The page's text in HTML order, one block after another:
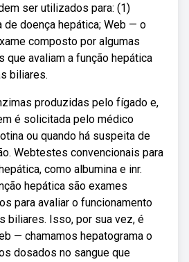
ser utilizados para: (1)
doença hepática; Web — o
composto por algumas
que avaliam a função hepática
biliares.
produzidas pelo fígado e,
é solicitada pelo médico
ou quando há suspeita de
Webtestes convencionais para
como albumina e inr.
hepática são exames
para avaliar o funcionamento
biliares. Isso, por sua vez, é
— chamamos hepatograma o
dosados no sangue que